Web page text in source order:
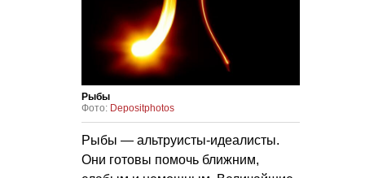
Рыбы
Фото: Depositphotos
Рыбы — альтруисты-идеалисты.
Они готовы помочь ближним,